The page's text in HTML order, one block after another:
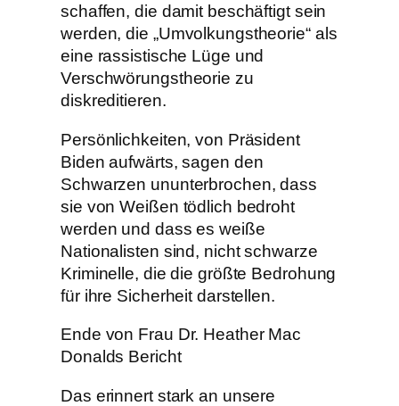
schaffen, die damit beschäftigt sein
werden, die „Umvolkungstheorie“ als
eine rassistische Lüge und
Verschwörungstheorie zu
diskreditieren.
Persönlichkeiten, von Präsident
Biden aufwärts, sagen den
Schwarzen ununterbrochen, dass
sie von Weißen tödlich bedroht
werden und dass es weiße
Nationalisten sind, nicht schwarze
Kriminelle, die die größte Bedrohung
für ihre Sicherheit darstellen.
Ende von Frau Dr. Heather Mac
Donalds Bericht
Das erinnert stark an unsere